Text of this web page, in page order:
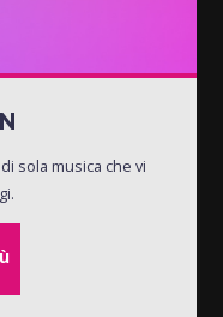
sola musica che vi